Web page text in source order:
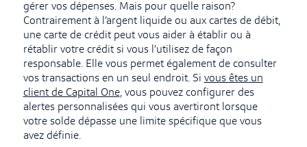
gérer vos dépenses. Mais pour quelle raison?
Contrairement à l’argent liquide ou aux cartes de débit,
une carte de crédit peut vous aider à établir ou à
rétablir votre crédit si vous l’utilisez de façon
responsable. Elle vous permet également de consulter
vos transactions en un seul endroit. Si vous êtes un
client de Capital One, vous pouvez configurer des
alertes personnalisées qui vous avertiront lorsque
votre solde dépasse une limite spécifique que vous
avez définie.